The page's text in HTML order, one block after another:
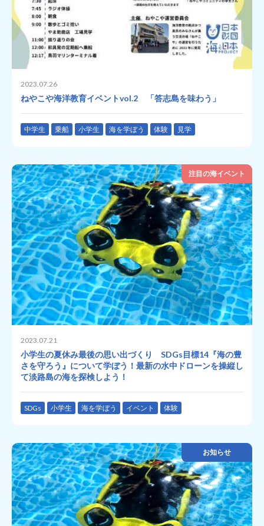
2023.07.26
ねやこや海洋教育イベントvol.2 「答志島を味わう」
中学生 乗船 小学生 海を学ぼう 体験 見学
注目の海イベント
2023.07.21
小学生の夏休み最後の思い出づくり SDGs目標14『海の豊
さを守ろう』について学ぼう！最新の水中ドローンを操縦し
て淡路島の海を探検しよう！
SDGs 小学生 海を学ぼう イベント 体験
お知らせ